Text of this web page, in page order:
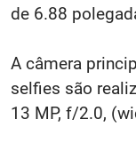
de 6.88
A câmera
selfies são
13 MP, f/2.0,